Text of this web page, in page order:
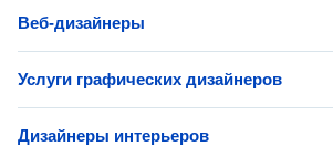
Веб-дизайнеры
Услуги графических дизайнеров
Дизайнеры интерьеров